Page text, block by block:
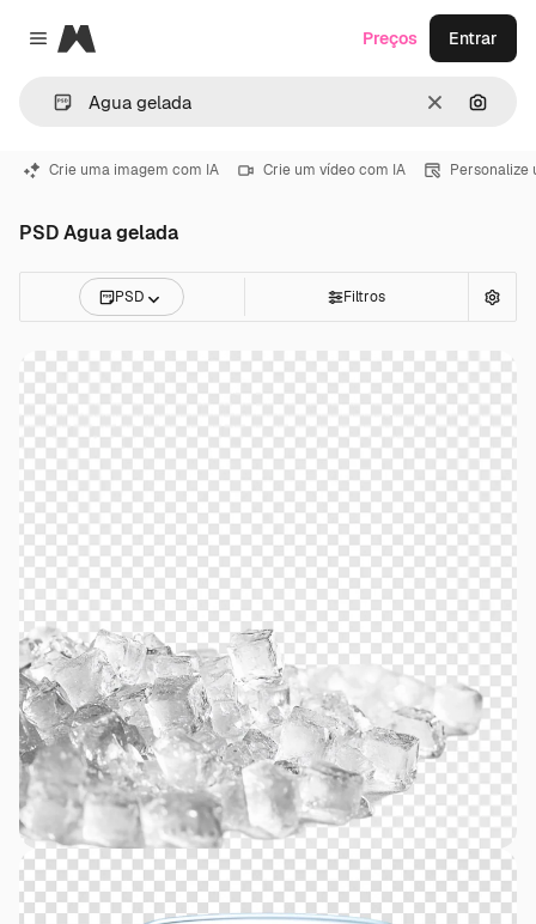
Close menu
Magnific
Limpar
Preços Entrar
Crie uma imagem com IA Crie um vídeo com IA Personalize
PSD Agua gelada
PSD Filtros